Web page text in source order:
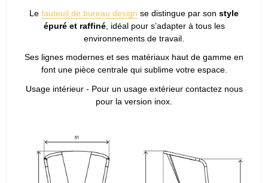
Le fauteuil de bureau design se distingue par son style
épuré et raffiné, idéal pour s’adapter à tous les
environnements de travail.
Ses lignes modernes et ses matériaux haut de gamme en
font une pièce centrale qui sublime votre espace.
Usage intérieur - Pour un usage extérieur contactez nous
pour la version inox.